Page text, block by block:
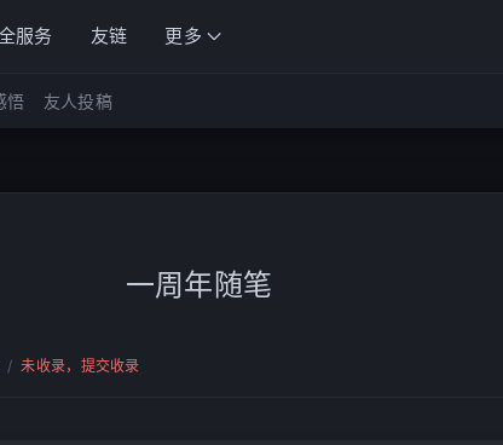
服务 友链 更多
悟 友人投稿
一周年随笔
/ 未收录，提交收录